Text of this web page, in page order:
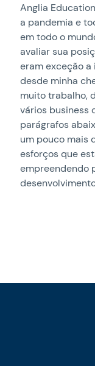
Anglia
a pandemia e
em todo o
avaliar sua
eram exceção a
desde minha
muito trabalho,
vários business
parágrafos
um pouco mais
esforços que
empreendendo